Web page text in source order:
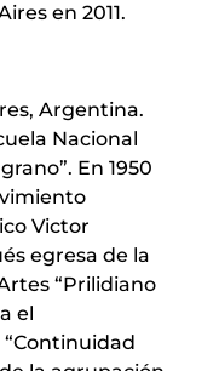
en 2011.
Argentina.
Nacional
En 1950
Victor
egresa de la
“Prilidiano
el